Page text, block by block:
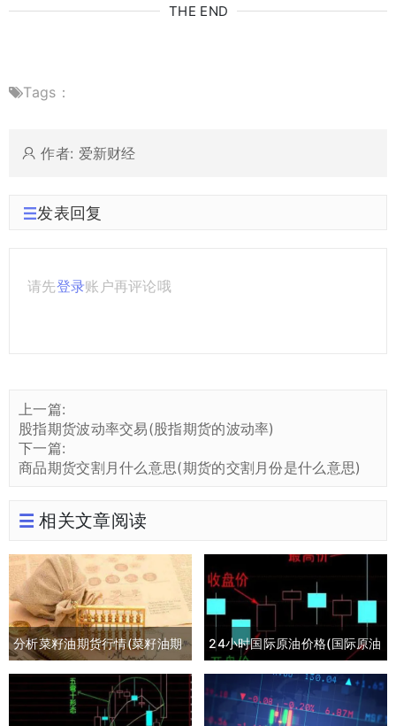
THE END
Tags：
作者: 爱新财经
发表回复
请先登录账户再评论哦
上一篇:
股指期货波动率交易(股指期货的波动率)
下一篇:
商品期货交割月什么意思(期货的交割月份是什么意思)
相关文章阅读
分析菜籽油期货行情(菜籽油期
货最新行情分析)
24小时国际原油价格(国际原油
期货24小时实时行情)